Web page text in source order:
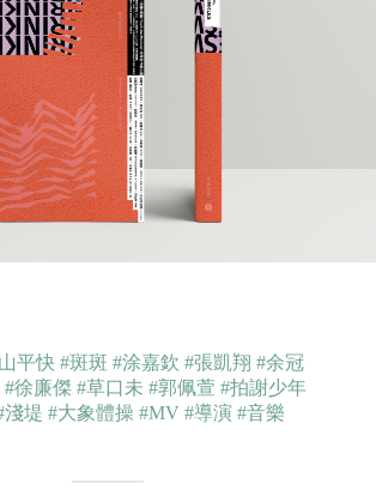
平快 #斑斑 #涂嘉欽 #張凱翔 #余冠
#徐廉傑 #草口未 #郭佩萱 #拍謝少年
淺堤 #大象體操 #MV #導演 #音樂